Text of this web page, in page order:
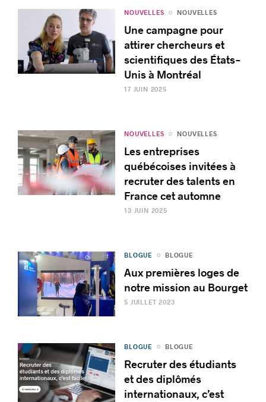
NOUVELLES NOUVELLES
Une campagne pour
attirer chercheurs et
scientifiques des États-
Unis à Montréal
17 JUIN 2025
NOUVELLES NOUVELLES
Les entreprises
québécoises invitées à
recruter des talents en
France cet automne
13 JUIN 2025
BLOGUE BLOGUE
Aux premières loges de
notre mission au Bourget
5 JUILLET 2023
BLOGUE BLOGUE
Recruter des étudiants
et des diplômés
internationaux, c’est